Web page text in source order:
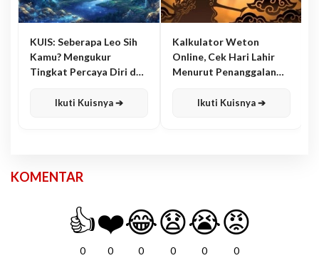
KUIS: Seberapa Leo Sih
Kamu? Mengukur
Tingkat Percaya Diri dan
Ikuti Kuisnya ➔
Kalkulator Weton
Online, Cek Hari Lahir
Menurut Penanggalan
Ikuti Kuisnya ➔
KOMENTAR
👍
0
❤️
0
😂
0
😧
0
😭
0
😡
0